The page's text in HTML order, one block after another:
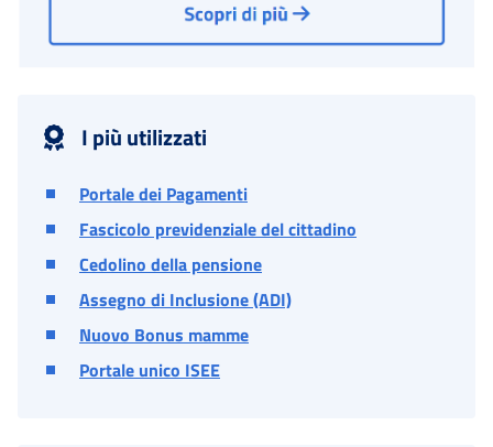
I più utilizzati
Portale dei Pagamenti
Fascicolo previdenziale del cittadino
Cedolino della pensione
Assegno di Inclusione (ADI)
Nuovo Bonus mamme
Portale unico ISEE